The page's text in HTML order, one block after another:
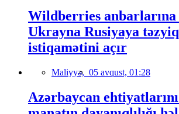
Wildberries
Ukrayna Rusiyaya
istiqamətini açır
Maliyyə, 05 avqust, 01:28
Azərbaycan